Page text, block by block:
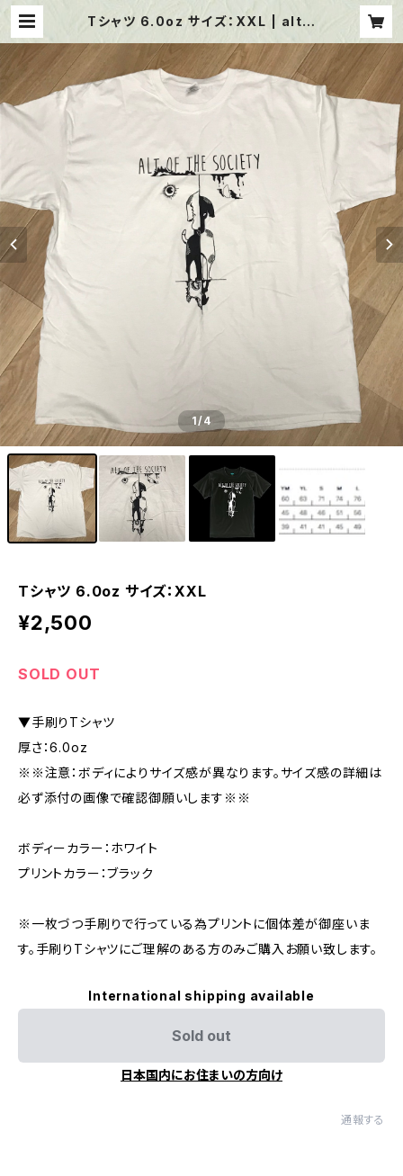
Tシャツ 6.0oz サイズ：XXL | alt o
1/4
Tシャツ 6.0oz サイズ：XXL
¥2,500
SOLD OUT
▼手刷りTシャツ
厚さ：6.0oz
※※注意：ボディによりサイズ感が異なります。サイズ感の詳細は
必ず添付の画像で確認御願いします※※
ボディーカラー：ホワイト
プリントカラー：ブラック
※一枚づつ手刷りで行っている為プリントに個体差が御座いま
す。手刷りTシャツにご理解のある方のみご購入お願い致します。
International shipping available
Sold out
日本国内にお住まいの方向け
通報する